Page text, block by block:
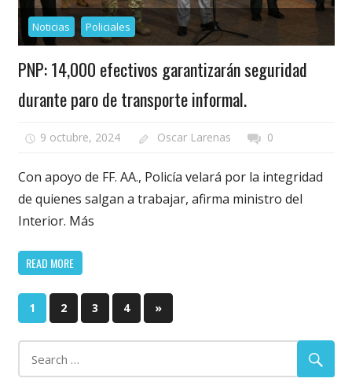
Noticias Policiales
PNP: 14,000 efectivos garantizarán seguridad
durante paro de transporte informal.
9 octubre, 2024 Oscar Larenas 0
Con apoyo de FF. AA., Policía velará por la integridad
de quienes salgan a trabajar, afirma ministro del
Interior. Más
READ MORE
Paginación
de
entradas
1 2 3 4
Next
Posts
»